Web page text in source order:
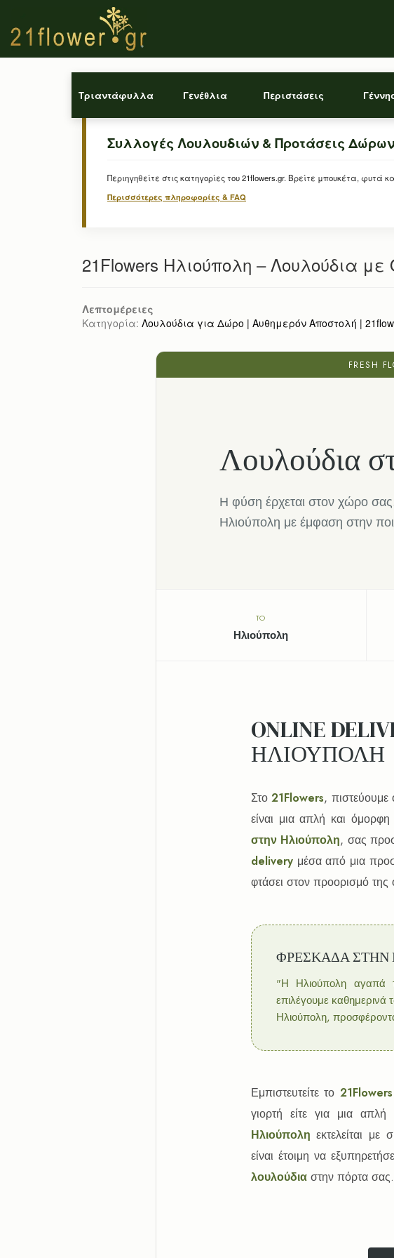
Τριαντάφυλλα Γενέθλια Περιστάσεις
Συλλογές Λουλουδιών & Προτάσεις Δώρων
Περιηγηθείτε στις κατηγορίες του 21flowers.gr. Βρείτε μπουκέτα,
Περισσότερες πληροφορίες & FAQ
21Flowers Ηλιούπολη – Λουλούδια με
Λεπτομέρειες
Κατηγορία: Λουλούδια για Δώρο | Αυθημερόν Αποστολή |
FRESH
Λουλούδια
Η φύση έρχεται στον χώρο
Ηλιούπολη με έμφαση στην
TO
Ηλιούπολη
ONLINE
ΗΛΙΟΥΠΟΛΗ
Στο21Flowers, πιστεύουμε
είναι μια απλή και
στην Ηλιούπολη, σας
deliveryμέσα από μια
φτάσει στον προορισμό
ΦΡΕΣΚΑΔΑ ΣΤΗΝ
"Η Ηλιούπολη αγαπά
επιλέγουμε καθημερινά
Ηλιούπολη,
Εμπιστευτείτε το
γιορτή είτε για μια
Ηλιούπολη εκτελείται
είναι έτοιμη να
λουλούδιαστην πόρτα σας.